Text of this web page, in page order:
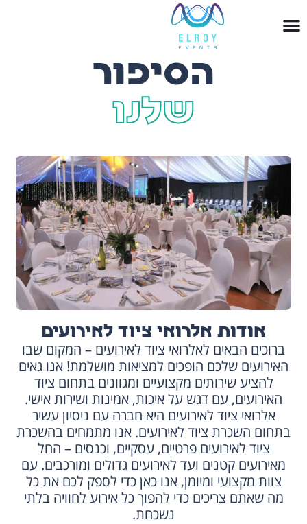
הסיפור
שלנו
אודות אלרואי ציוד לאירועים
ברוכים הבאים לאלרואי ציוד לאירועים – המקום שבו
האירועים שלכם הופכים למציאות מושלמת! אנו גאים
להציע שירותים מקצועיים ומגוונים בתחום ציוד
האירועים, עם דגש על איכות, אמינות ושירות אישי.
אלרואי ציוד לאירועים היא חברה עם ניסיון עשיר
בתחום השכרת ציוד לאירועים. אנו מתמחים בהשכרת
ציוד לאירועים פרטיים, עסקיים, וכנסים – החל
מאירועים קטנים ועד לאירועים גדולים ומורכבים. עם
צוות מקצועי ומיומן, אנו כאן כדי לספק לכם את כל
מה שאתם צריכים כדי להפוך כל אירוע לחוויה בלתי
נשכחת.